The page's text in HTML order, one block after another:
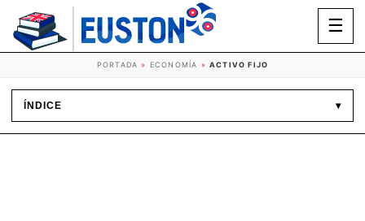
☰
PORTADA » ECONOMÍA »ACTIVO FIJO
ÍNDICE ▾